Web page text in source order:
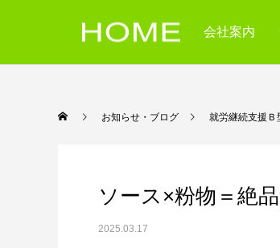
会社案内
お知らせ・ブログ 就労継続支
ソース×粉物＝絶
2025.03.17